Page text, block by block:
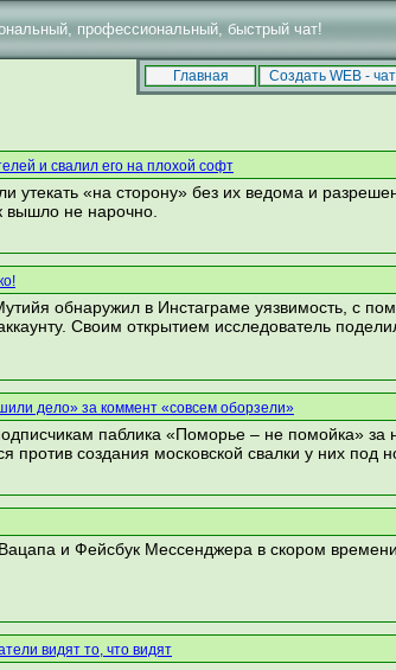
профессиональный, быстрый чат!
Главная Создать WEB - чат
у нас? Тогда читайFAQиПравила!
и свалил его на плохой софт
утекать «на сторону» без их ведома и
вышло не нарочно.
обнаружил в Инстаграме уязвимость, с
Своим открытием исследователь
дело» за коммент «совсем оборзели»
паблика «Поморье – не помойка» за
против создания московской свалки у них под
и Фейсбук Мессенджера в скором времени
видят то, что видят